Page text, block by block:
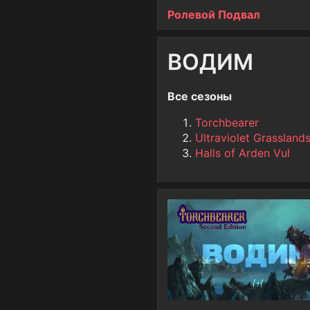
Ролевой Подвал
ВОДИМ
Все сезоны
Torchbearer
Ultraviolet Grasslands
Halls of Arden Vul